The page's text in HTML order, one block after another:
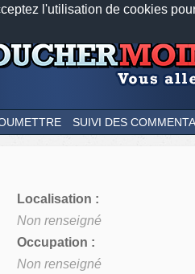
l'utilisation de cookies
Nos
SUIVI DES
Localisation :
Non renseigné
Occupation :
Non renseigné